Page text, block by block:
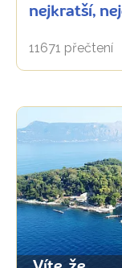
nejkratší,
11671 přečtení